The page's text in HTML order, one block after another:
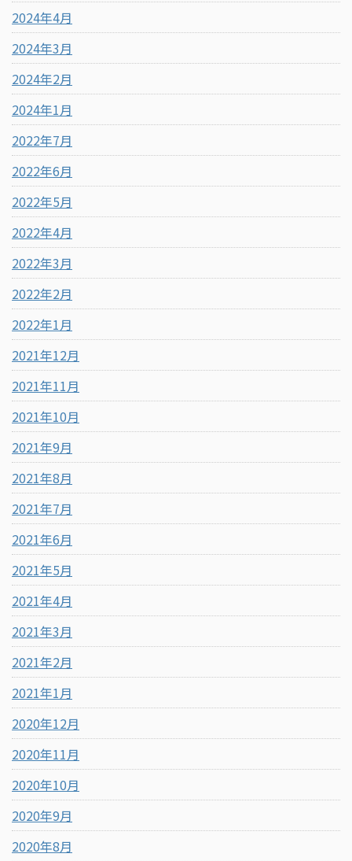
2024年4月
2024年3月
2024年2月
2024年1月
2022年7月
2022年6月
2022年5月
2022年4月
2022年3月
2022年2月
2022年1月
2021年12月
2021年11月
2021年10月
2021年9月
2021年8月
2021年7月
2021年6月
2021年5月
2021年4月
2021年3月
2021年2月
2021年1月
2020年12月
2020年11月
2020年10月
2020年9月
2020年8月